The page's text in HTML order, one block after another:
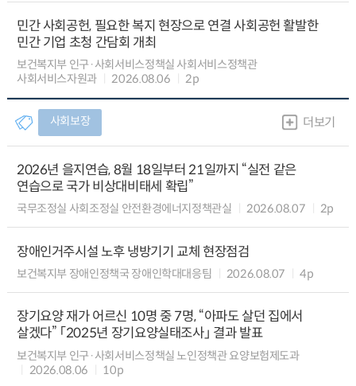
민간 사회공헌, 필요한 복지 현장으로 연결 사회공헌 활발한
민간 기업 초청 간담회 개최
보건복지부 인구·사회서비스정책실 사회서비스정책관
사회서비스자원과
2026.08.06 2p
사회보장 더보기
2026년 을지연습, 8월 18일부터 21일까지 “실전 같은
연습으로 국가 비상대비태세 확립”
국무조정실 사회조정실 안전환경에너지정책관실 2026.08.07 2p
장애인거주시설 노후 냉방기기 교체 현장점검
보건복지부 장애인정책국 장애인학대대응팀 2026.08.07 4p
장기요양 재가 어르신 10명 중 7명, “아파도 살던 집에서
살겠다” 「2025년 장기요양실태조사」 결과 발표
보건복지부 인구·사회서비스정책실 노인정책관 요양보험제도과
2026.08.06
10p